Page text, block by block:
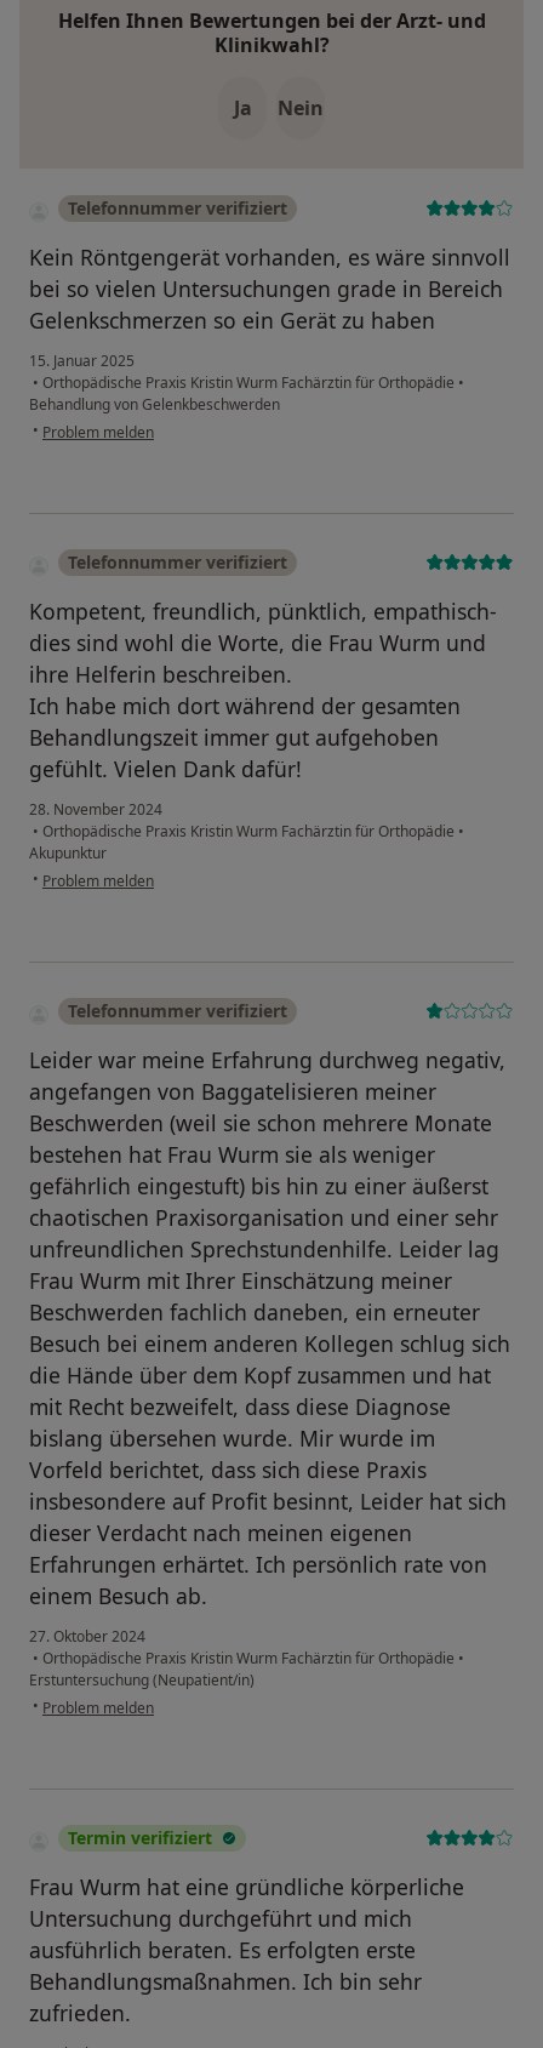
Helfen Ihnen Bewertungen bei der Arzt- und
Klinikwahl?
Ja Nein
Telefonnummer verifiziert
Kein Röntgengerät vorhanden, es wäre sinnvoll
bei so vielen Untersuchungen grade in Bereich
Gelenkschmerzen so ein Gerät zu haben
15. Januar 2025
• Orthopädische Praxis Kristin Wurm Fachärztin für Orthopädie •
Behandlung von Gelenkbeschwerden
• Problem melden
Telefonnummer verifiziert
Kompetent, freundlich, pünktlich, empathisch-
dies sind wohl die Worte, die Frau Wurm und
ihre Helferin beschreiben.
Ich habe mich dort während der gesamten
Behandlungszeit immer gut aufgehoben
gefühlt. Vielen Dank dafür!
28. November 2024
• Orthopädische Praxis Kristin Wurm Fachärztin für Orthopädie •
Akupunktur
• Problem melden
Telefonnummer verifiziert
Leider war meine Erfahrung durchweg negativ,
angefangen von Baggatelisieren meiner
Beschwerden (weil sie schon mehrere Monate
bestehen hat Frau Wurm sie als weniger
gefährlich eingestuft) bis hin zu einer äußerst
chaotischen Praxisorganisation und einer sehr
unfreundlichen Sprechstundenhilfe. Leider lag
Frau Wurm mit Ihrer Einschätzung meiner
Beschwerden fachlich daneben, ein erneuter
Besuch bei einem anderen Kollegen schlug sich
die Hände über dem Kopf zusammen und hat
mit Recht bezweifelt, dass diese Diagnose
bislang übersehen wurde. Mir wurde im
Vorfeld berichtet, dass sich diese Praxis
insbesondere auf Profit besinnt, Leider hat sich
dieser Verdacht nach meinen eigenen
Erfahrungen erhärtet. Ich persönlich rate von
einem Besuch ab.
27. Oktober 2024
• Orthopädische Praxis Kristin Wurm Fachärztin für Orthopädie •
Erstuntersuchung (Neupatient/in)
• Problem melden
Termin verifiziert
Frau Wurm hat eine gründliche körperliche
Untersuchung durchgeführt und mich
ausführlich beraten. Es erfolgten erste
Behandlungsmaßnahmen. Ich bin sehr
zufrieden.